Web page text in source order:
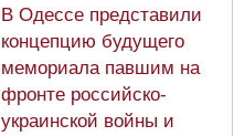
В Одессе представили
концепцию будущего
мемориала павшим на
фронте российско-
украинской войны и